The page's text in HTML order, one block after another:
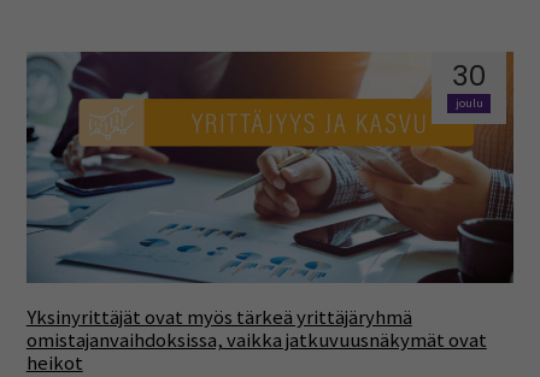
30
joulu
Yksinyrittäjät ovat myös tärkeä yrittäjäryhmä
omistajanvaihdoksissa, vaikka jatkuvuusnäkymät ovat
heikot